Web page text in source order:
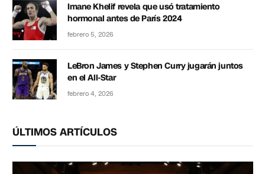
Imane Khelif revela que usó tratamiento
hormonal antes de París 2024
febrero 5, 2026
LeBron James y Stephen Curry jugarán juntos
en el All-Star
febrero 4, 2026
ÚLTIMOS ARTÍCULOS